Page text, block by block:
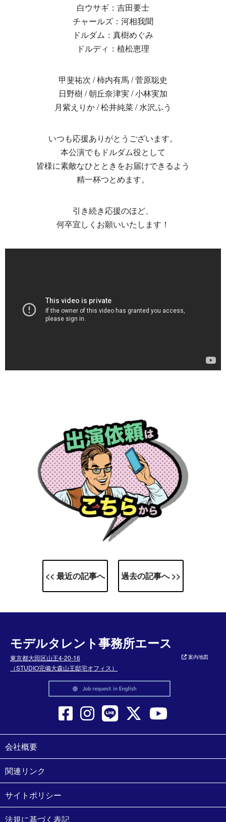
白ウサギ：吉田要士
チャールズ：河相我聞
ドルダム：真樹めぐみ
ドルディ：植松恵理
甲斐祐次 / 柿内有馬 / 菅原聡史
日野樹 / 朝丘奈津実 / 小林実加
月紫えりか / 松井純菜 / 水沢ふう
いつも応援ありがとうございます。
本公演でもドルダム役として
皆様に素敵なひとときをお届けできるよう
精一杯つとめます。
引き続き応援のほど、
何卒宜しくお願いいたします！
<< 最近の記事へ 過去の記事へ >>
モデルタレント事務所エース
東京都大田区山王4-20-16
（STUDIO完備大森山王邸宅オフィス）
案内地図
会社概要
関連リンク
サイトポリシー
法規に基づく表記